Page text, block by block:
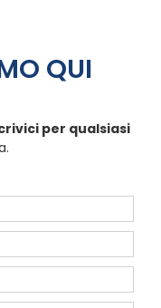
QUI
per qualsiasi